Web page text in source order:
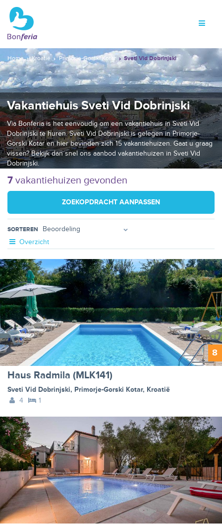
Home Kroatië Primorje-Gorski Kotar Sveti Vid Dobrinjski
Vakantiehuis Sveti Vid Dobrinjski
Via Bonferia is het eenvoudig om een vakantiehuis in Sveti Vid
Dobrinjski te huren. Sveti Vid Dobrinjski is gelegen in Primorje-
Gorski Kotar en hier bevinden zich 15 vakantiehuizen. Gaat u graag
vissen? Bekijk dan snel ons aanbod vakantiehuizen in Sveti Vid
Dobrinjski.
7 vakantiehuizen gevonden
ZOEKOPDRACHT AANPASSEN
SORTEREN
Overzicht
8
Haus Radmila (MLK141)
Sveti Vid Dobrinjski, Primorje-Gorski Kotar, Kroatië
4
1